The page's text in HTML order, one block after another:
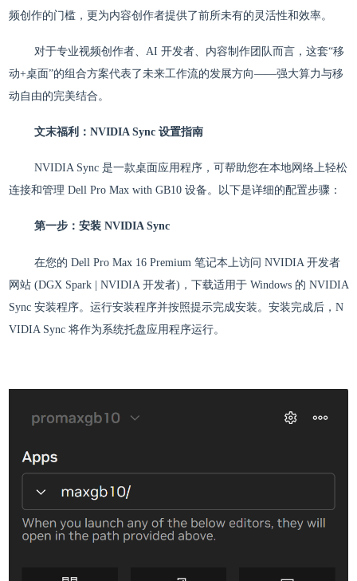
频创作的门槛，更为内容创作者提供了前所未有的灵活性和效率。
对于专业视频创作者、AI 开发者、内容制作团队而言，这套“移
动+桌面”的组合方案代表了未来工作流的发展方向——强大算力与移
动自由的完美结合。
文末福利：NVIDIA Sync 设置指南
NVIDIA Sync 是一款桌面应用程序，可帮助您在本地网络上轻松
连接和管理 Dell Pro Max with GB10 设备。以下是详细的配置步骤：
第一步：安装 NVIDIA Sync
在您的 Dell Pro Max 16 Premium 笔记本上访问 NVIDIA 开发者
网站 (DGX Spark | NVIDIA 开发者)，下载适用于 Windows 的 NVIDIA
Sync 安装程序。运行安装程序并按照提示完成安装。安装完成后，N
VIDIA Sync 将作为系统托盘应用程序运行。